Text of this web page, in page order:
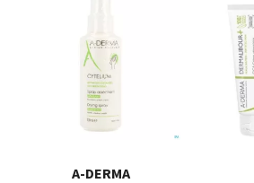
A-DERMA